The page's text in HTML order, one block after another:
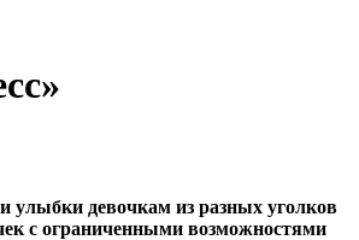
улыбки девочкам из разных уголков
с ограниченными возможностями